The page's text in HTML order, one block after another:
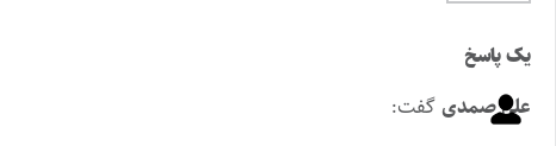
یک پاسخ
علی صمدیگفت: